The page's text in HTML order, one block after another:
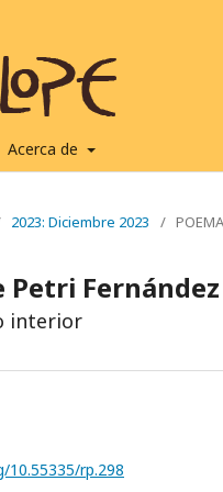
Acerca de
2023: Diciembre 2023 /
Petri Fernández
interior
rp.298